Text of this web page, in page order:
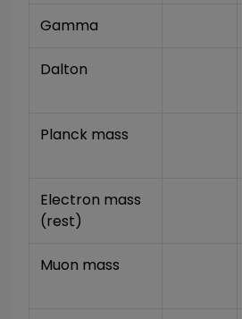
Gamma
Dalton
Planck mass
Electron mass
(rest)
Muon mass